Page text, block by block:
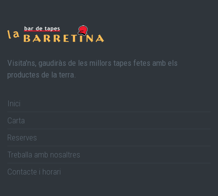
Visita'ns, gaudiràs de les millors tapes fetes amb els
productes de la terra.
Inici
Carta
Reserves
Treballa amb nosaltres
Contacte i horari